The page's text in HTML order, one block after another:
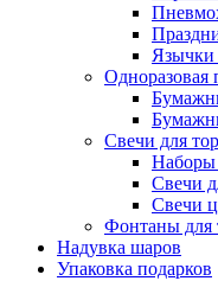
Язычки
Одноразовая
Свечи для
Наборы
Свечи
Свечи
Фонтаны для
Надувка шаров
Упаковка подарков